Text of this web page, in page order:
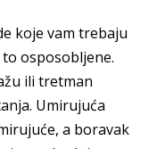
koje vam trebaju
osposobljene.
ili tretman
Umirujuća
a boravak